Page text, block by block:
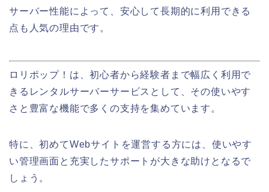
サーバー性能によって、安心して長期的に利用できる
点も人気の理由です。
ロリポップ！は、初心者から経験者まで幅広く利用で
きるレンタルサーバーサービスとして、その使いやす
さと豊富な機能で多くの支持を集めています。
特に、初めてWebサイトを運営する方には、使いやす
い管理画面と充実したサポートが大きな助けとなるで
しょう。